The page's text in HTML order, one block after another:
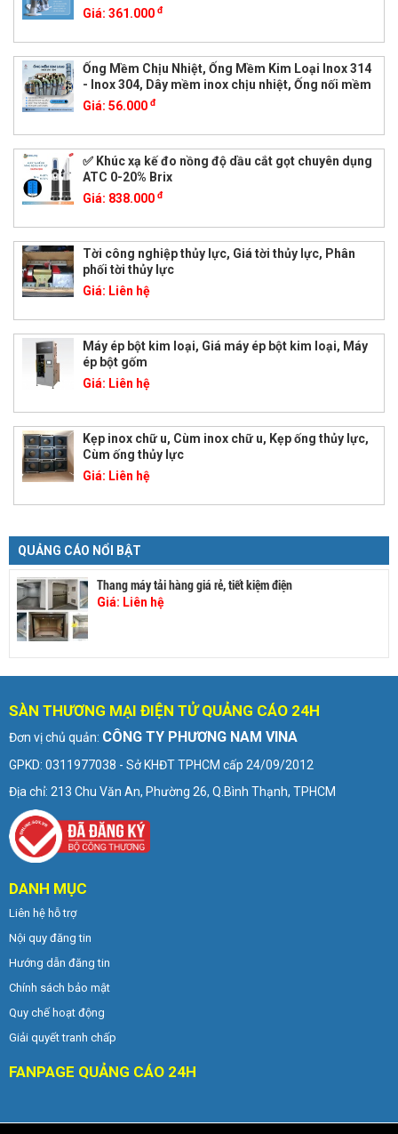
Giá: 361.000 đ
Ống Mềm Chịu Nhiệt, Ống Mềm Kim Loại Inox 314
- Inox 304, Dây mềm inox chịu nhiệt, Ống nối mềm
Giá: 56.000 đ
✅ Khúc xạ kế đo nồng độ dầu cắt gọt chuyên dụng
ATC 0-20% Brix
Giá: 838.000 đ
Tời công nghiệp thủy lực, Giá tời thủy lực, Phân
phối tời thủy lực
Giá: Liên hệ
Máy ép bột kim loại, Giá máy ép bột kim loại, Máy
ép bột gốm
Giá: Liên hệ
Kẹp inox chữ u, Cùm inox chữ u, Kẹp ống thủy lực,
Cùm ống thủy lực
Giá: Liên hệ
QUẢNG CÁO NỔI BẬT
Thang máy tải hàng giá rẻ, tiết kiệm điện
Giá: Liên hệ
SÀN THƯƠNG MẠI ĐIỆN TỬ QUẢNG CÁO 24H
Đơn vị chủ quản: CÔNG TY PHƯƠNG NAM VINA
GPKD: 0311977038 - Sở KHĐT TPHCM cấp 24/09/2012
Địa chỉ: 213 Chu Văn An, Phường 26, Q.Bình Thạnh, TPHCM
DANH MỤC
Liên hệ hỗ trợ
Nội quy đăng tin
Hướng dẫn đăng tin
Chính sách bảo mật
Quy chế hoạt động
Giải quyết tranh chấp
FANPAGE QUẢNG CÁO 24H